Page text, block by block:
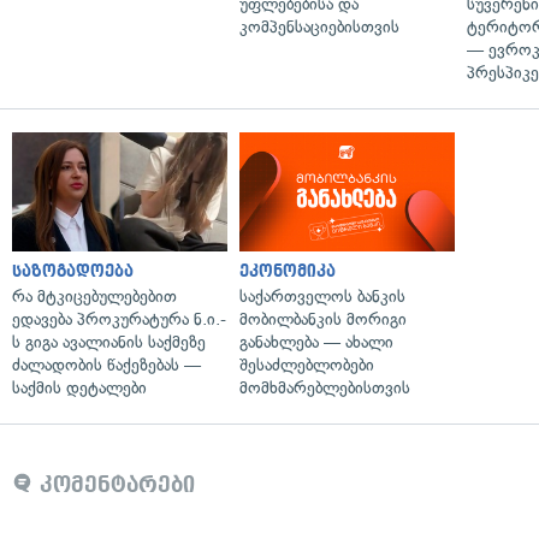
უფლებებისა და
კომპენსაციებისთვის
—
საზოგადოება
რა მტკიცებულებებით
ედავება პროკურატურა ნ.ი.-
ს გიგა ავალიანის საქმეზე
ძალადობის წაქეზებას —
საქმის დეტალები
ეკონომიკა
საქართველოს ბანკის
მობილბანკის მორიგი
განახლება — ახალი
შესაძლებლობები
მომხმარებლებისთვის
კომენტარები